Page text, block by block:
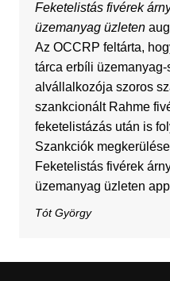
Feketelistás fivérek
üzemanyag üzleten
Az OCCRP feltárta,
tárca erbíli
alvállalkozója szoros
szankcionált Rahme
feketelistázás után is
Szankciók
Feketelistás fivérek
üzemanyag üzleten
Tót György